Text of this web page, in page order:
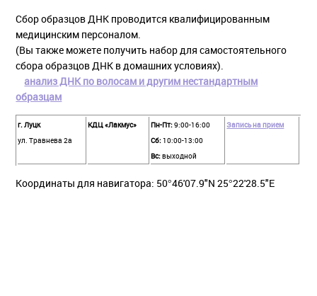
Сбор образцов ДНК проводится квалифицированным
медицинским персоналом.
(Вы также можете получить набор для самостоятельного
сбора образцов ДНК в домашних условиях).
анализ ДНК по волосам и другим нестандартным
образцам
г. Луцк
ул. Травнева 2а
КДЦ «Лакмус» Пн-Пт:9:00-16:00
Сб:10:00-13:00
Вс:выходной
Запись на прием
Координаты для навигатора: 50°46'07.9"N 25°22'28.5"E